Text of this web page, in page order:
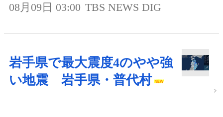
08月09日 03:00 TBS NEWS DIG
岩手県で最大震度4のやや強
い地震 岩手県・普代村